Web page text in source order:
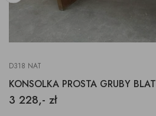
D318 NAT
KONSOLKA PROSTA GRUBY BLAT
3 228,- zł